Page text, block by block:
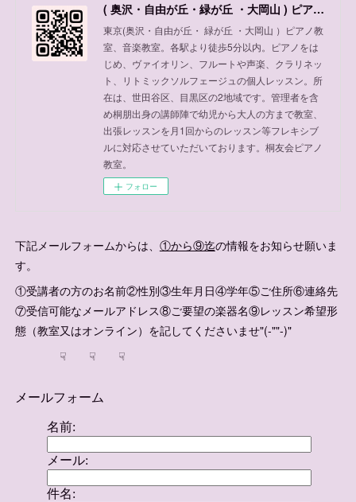
( 奥沢・自由が丘・緑が丘 ・大岡山 ) ピアノ教室、音楽教室
東京(奥沢・自由が丘・ 緑が丘 ・大岡山 ）ピアノ教
室、音楽教室。各駅より徒歩5分以内。ピアノをは
じめ、ヴァイオリン、フルートや声楽、クラリネッ
ト、リトミックソルフェージュの個人レッスン。所
在は、世田谷区、目黒区の2地域です。管理者を含
め桐朋出身の講師陣で幼児から大人の方まで教室、
出張レッスンを月1回からのレッスン等フレキシブ
ルに対応させていただいております。桐友会ピアノ
教室。
フォロー
下記メールフォームからは、 ①から⑨迄の情報をお知らせ願いま
す。
①受講者の方のお名前②性別③生年月日④学年⑤ご住所⑥連絡先
⑦受信可能なメールアドレス⑧ご要望の楽器名⑨レッスン希望形
態（教室又はオンライン）を記してくださいませ"(-""-)"
☟ ☟ ☟